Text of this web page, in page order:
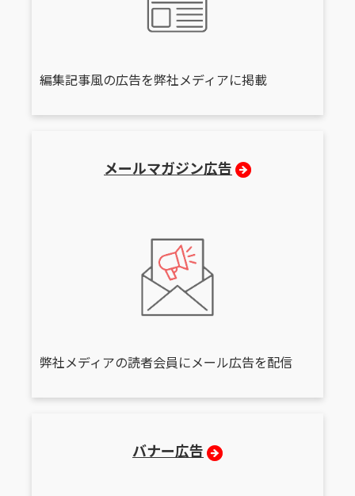
編集記事風の広告を弊社メディアに掲載
メールマガジン広告
弊社メディアの読者会員にメール広告を配信
バナー広告